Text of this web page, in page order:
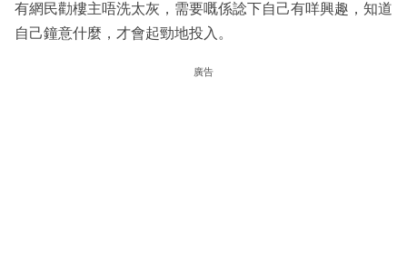
有網民勸樓主唔洗太灰，需要嘅係諗下自己有咩興趣，知道
自己鐘意什麼，才會起勁地投入。
廣告